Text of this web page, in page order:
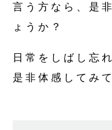
言う方なら、是
ょうか？
日常をしばし忘
是非体感してみ